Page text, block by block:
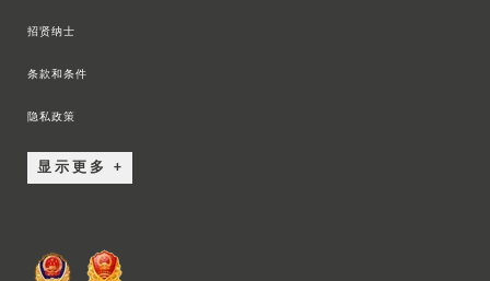
招贤纳士
条款和条件
隐私政策
显示更多